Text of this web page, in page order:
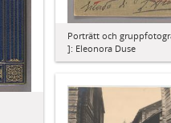
Porträtt och
]: Eleonora Duse